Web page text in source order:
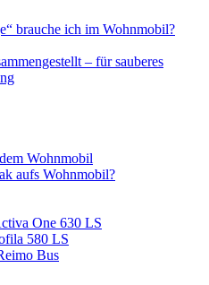
brauche ich im Wohnmobil?
– für sauberes
Wohnmobil
aufs Wohnmobil?
One 630 LS
580 LS
Bus